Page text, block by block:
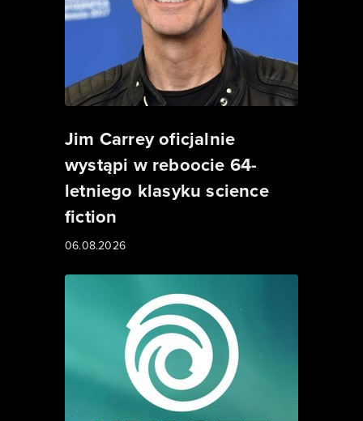
Jim Carrey oficjalnie
wystąpi w reboocie 64-
letniego klasyku science
fiction
06.08.2026